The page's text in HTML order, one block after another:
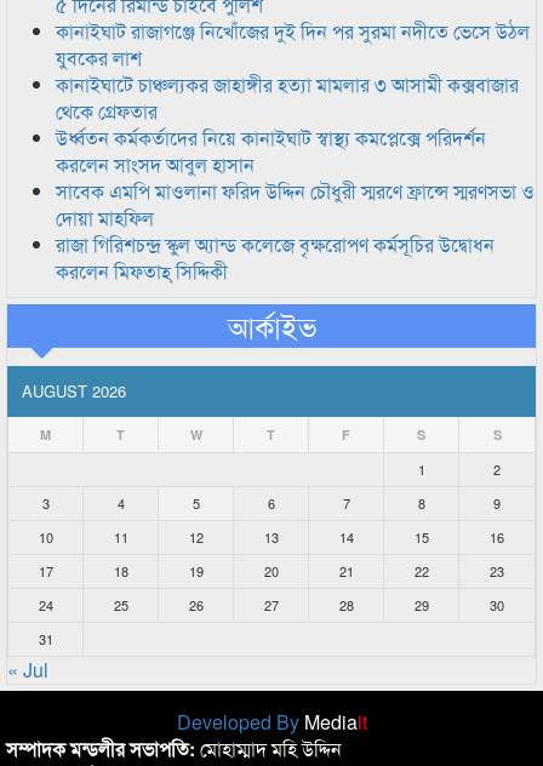
কানাইঘাট রাজাগঞ্জে নিখোঁজের দুই দিন পর সুরমা নদীতে ভেসে উঠল
যুবকের লাশ
কানাইঘাটে চাঞ্চল্যকর জাহাঙ্গীর হত্যা মামলার ৩ আসামী কক্সবাজার
থেকে গ্রেফতার
উর্ধ্বতন কর্মকর্তাদের নিয়ে কানাইঘাট স্বাস্থ্য কমপ্লেক্সে পরিদর্শন
করলেন সাংসদ আবুল হাসান
সাবেক এমপি মাওলানা ফরিদ উদ্দিন চৌধুরী স্মরণে ফ্রান্সে স্মরণসভা ও
দোয়া মাহফিল
রাজা গিরিশচন্দ্র স্কুল অ্যান্ড কলেজে বৃক্ষরোপণ কর্মসূচির উদ্বোধন
করলেন মিফতাহ্ সিদ্দিকী
আর্কাইভ
AUGUST 2026
M T W T F S S
1
2
3
4 5 6 7 8
9
10
11 12 13 14 15
16
17
18 19 20 21 22
23
24
25 26 27 28 29
30
31
« Jul
Developed By Mediait
সম্পাদক মন্ডলীর সভাপতি: মোহাম্মাদ মহি উদ্দিন